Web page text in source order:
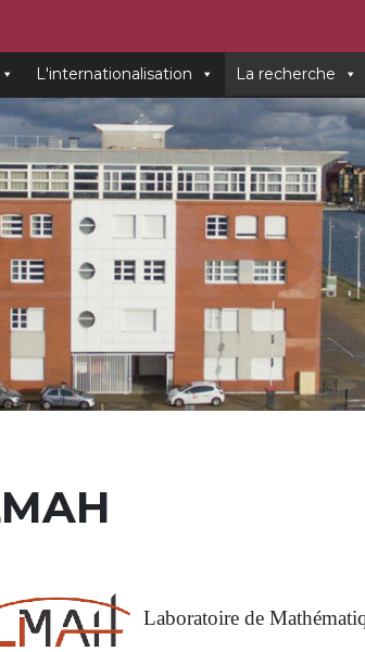
L'internationalisation La recherche
Laboratoire de